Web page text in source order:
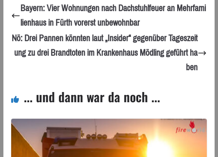
Bayern: Vier Wohnungen nach Dachstuhlfeuer an Mehrfami
lienhaus in Fürth vorerst unbewohnbar
Nö: Drei Pannen könnten laut „Insider“ gegenüber Tageszeit
ung zu drei Brandtoten im Krankenhaus Mödling geführt ha
ben
... und dann war da noch ...